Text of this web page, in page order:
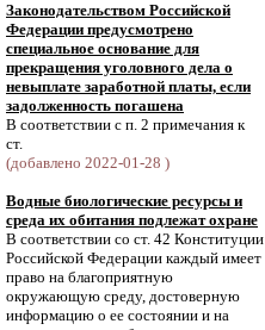
Законодательством Российской
Федерации предусмотрено
специальное основание для
прекращения уголовного дела о
невыплате заработной платы, если
задолженность погашена
В соответствии с п. 2 примечания к
ст.
(добавлено 2022-01-28 )
Водные биологические ресурсы и
среда их обитания подлежат охране
В соответствии со ст. 42 Конституции
Российской Федерации каждый имеет
право на благоприятную
окружающую среду, достоверную
информацию о ее состоянии и на